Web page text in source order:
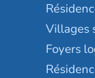
Villages
Foyers